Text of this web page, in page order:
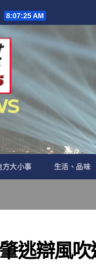
8:07:26 AM
方大小事 生活、品味
逃辯風